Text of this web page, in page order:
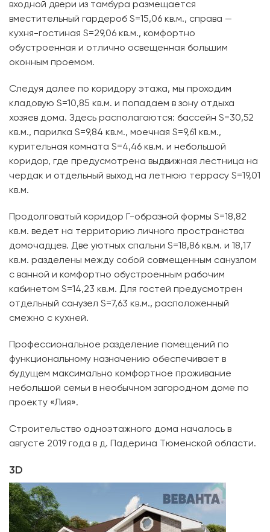
входной двери из тамбура размещается
вместительный гардероб S=15,06 кв.м., справа —
кухня-гостиная S=29,06 кв.м., комфортно
обустроенная и отлично освещенная большим
оконным проемом.
Следуя далее по коридору этажа, мы проходим
кладовую S=10,85 кв.м. и попадаем в зону отдыха
хозяев дома. Здесь располагаются: бассейн S=30,52
кв.м., парилка S=9,84 кв.м., моечная S=9,61 кв.м.,
курительная комната S=4,46 кв.м. и небольшой
коридор, где предусмотрена выдвижная лестница на
чердак и отдельный выход на летнюю террасу S=19,01
кв.м.
Продолговатый коридор Г-образной формы S=18,82
кв.м. ведет на территорию личного пространства
домочадцев. Две уютных спальни S=18,86 кв.м. и 18,17
кв.м. разделены между собой совмещенным санузлом
с ванной и комфортно обустроенным рабочим
кабинетом S=14,23 кв.м. Для гостей предусмотрен
отдельный санузел S=7,63 кв.м., расположенный
смежно с кухней.
Профессиональное разделение помещений по
функциональному назначению обеспечивает в
будущем максимально комфортное проживание
небольшой семьи в необычном загородном доме по
проекту «Лия».
Строительство одноэтажного дома началось в
августе 2019 года в д. Падерина Тюменской области.
3D